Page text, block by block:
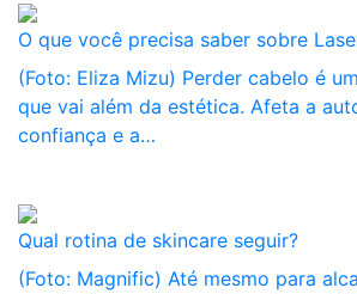
O que você precisa saber sobre
(Foto: Eliza Mizu) Perder cabelo é
que vai além da estética. Afeta a
confiança e a…
Qual rotina de skincare seguir?
(Foto: Magnific) Até mesmo para